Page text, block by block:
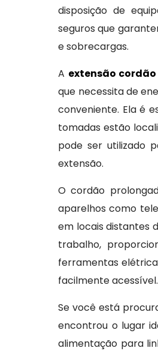
disposição de
seguros que
e sobrecargas.
A extensão
que necessita de
conveniente. Ela é
tomadas estão
pode ser utilizado
extensão.
O cordão
aparelhos como
em locais distantes
trabalho,
ferramentas
facilmente acessível.
Se você está
encontrou o lugar
alimentação para